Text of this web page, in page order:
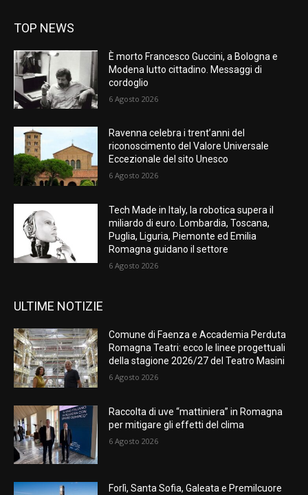
TOP NEWS
È morto Francesco Guccini, a Bologna e
Modena lutto cittadino. Messaggi di
cordoglio
6 Agosto 2026
Ravenna celebra i trent’anni del
riconoscimento del Valore Universale
Eccezionale del sito Unesco
6 Agosto 2026
Tech Made in Italy, la robotica supera il
miliardo di euro. Lombardia, Toscana,
Puglia, Liguria, Piemonte ed Emilia
Romagna guidano il settore
6 Agosto 2026
ULTIME NOTIZIE
Comune di Faenza e Accademia Perduta
Romagna Teatri: ecco le linee progettuali
della stagione 2026/27 del Teatro Masini
6 Agosto 2026
Raccolta di uve “mattiniera” in Romagna
per mitigare gli effetti del clima
6 Agosto 2026
Forlì, Santa Sofia, Galeata e Premilcuore